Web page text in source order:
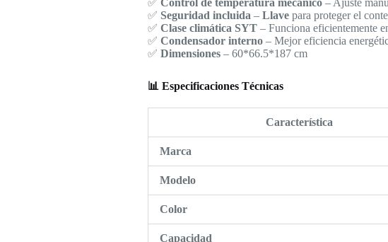
✅ Seguridad incluida – Llavepara proteger el
✅ Clase climática SYT– Funciona eficientemente
✅ Condensador interno– Mejor eficiencia
✅ Dimensiones– 60*66.5*187 cm
📊 Especificaciones Técnicas
Característica
Marca
Modelo
Color
Capacidad